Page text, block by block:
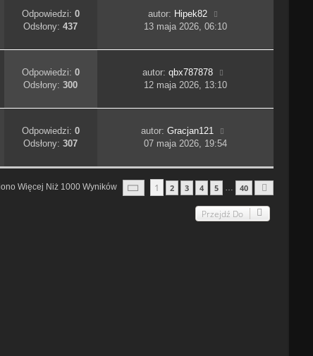
Odpowiedzi: 0
Odsłony:437
autor: Hipek82
13 maja 2026, 06:10
Odpowiedzi: 0
Odsłony:300
autor: qbx787878
12 maja 2026, 13:10
Odpowiedzi: 0
Odsłony:307
autor:Gracjan121
07 maja 2026, 19:54
Więcej Niż 1000 Wyników Strona 1Z 40
1 2 3 4 5 … 40
Przejdź Do